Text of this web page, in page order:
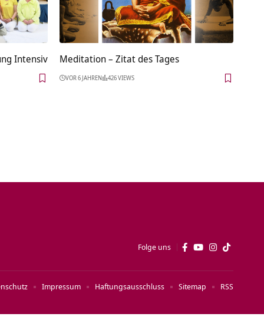
Intensiv Meditation – Zitat des Tages
VOR 6 JAHREN 426 VIEWS
Folge uns
Impressum Haftungsausschluss Sitemap RSS